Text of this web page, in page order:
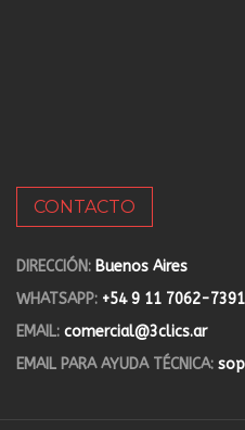
CONTACTO
DIRECCIÓN: Buenos Aires
WHATSAPP: +54 9 11 7062-7391
EMAIL: comercial@3clics.ar
EMAIL PARA AYUDA TÉCNICA: